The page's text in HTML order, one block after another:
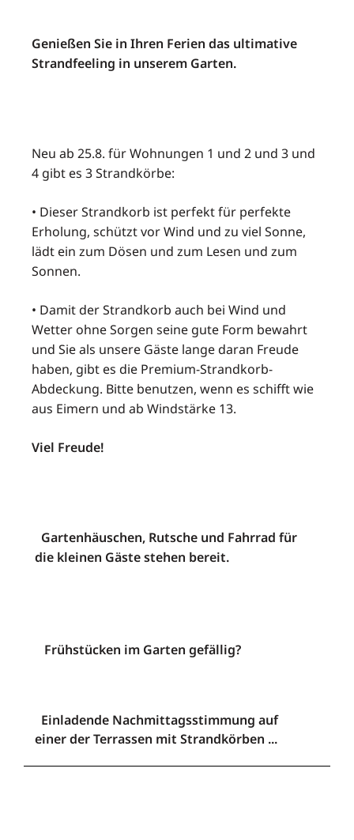
Genießen Sie in Ihren Ferien das ultimative
Strandfeeling in unserem Garten.
Neu ab 25.8. für Wohnungen 1 und 2 und 3 und
4 gibt es 3 Strandkörbe:
• Dieser Strandkorb ist perfekt für perfekte
Erholung, schützt vor Wind und zu viel Sonne,
lädt ein zum Dösen und zum Lesen und zum
Sonnen.
• Damit der Strandkorb auch bei Wind und
Wetter ohne Sorgen seine gute Form bewahrt
und Sie als unsere Gäste lange daran Freude
haben, gibt es die Premium-Strandkorb-
Abdeckung. Bitte benutzen, wenn es schifft wie
aus Eimern und ab Windstärke 13.
Viel Freude!
Gartenhäuschen, Rutsche und Fahrrad für
die kleinen Gäste stehen bereit.
Frühstücken im Garten gefällig?
Einladende Nachmittagsstimmung auf
einer der Terrassen mit Strandkörben ...